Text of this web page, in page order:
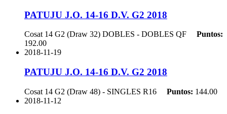
PATUJU J.O. 14-16 D.V. G2 2018
Cosat 14 G2 (Draw 32) DOBLES - DOBLES QF
Puntos:
192.00
2018-11-19
PATUJU J.O. 14-16 D.V. G2 2018
Cosat 14 G2 (Draw 48) - SINGLES R16 Puntos: 144.00
2018-11-12